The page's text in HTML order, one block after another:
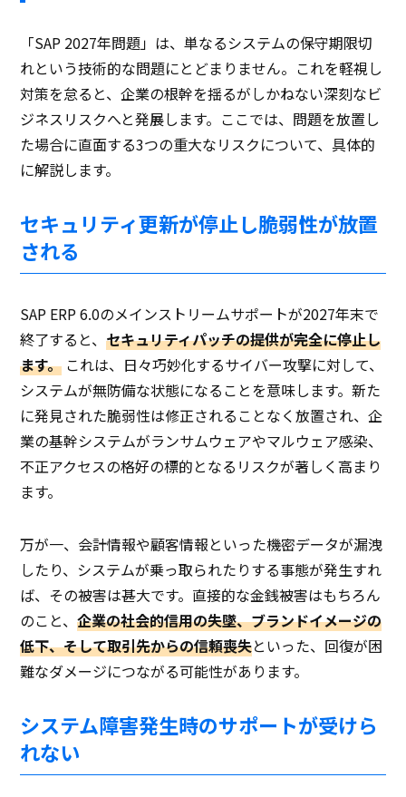
「SAP 2027年問題」は、単なるシステムの保守期限切
れという技術的な問題にとどまりません。これを軽視し
対策を怠ると、企業の根幹を揺るがしかねない深刻なビ
ジネスリスクへと発展します。ここでは、問題を放置し
た場合に直面する3つの重大なリスクについて、具体的
に解説します。
セキュリティ更新が停止し脆弱性が放置
される
SAP ERP 6.0のメインストリームサポートが2027年末で
終了すると、セキュリティパッチの提供が完全に停止し
ます。 これは、日々巧妙化するサイバー攻撃に対して、
システムが無防備な状態になることを意味します。新た
に発見された脆弱性は修正されることなく放置され、企
業の基幹システムがランサムウェアやマルウェア感染、
不正アクセスの格好の標的となるリスクが著しく高まり
ます。
万が一、会計情報や顧客情報といった機密データが漏洩
したり、システムが乗っ取られたりする事態が発生すれ
ば、その被害は甚大です。直接的な金銭被害はもちろん
のこと、企業の社会的信用の失墜、ブランドイメージの
低下、そして取引先からの信頼喪失といった、回復が困
難なダメージにつながる可能性があります。
システム障害発生時のサポートが受けら
れない